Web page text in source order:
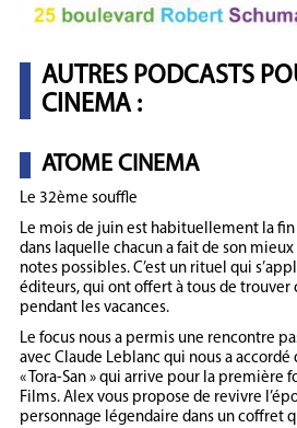
AUTRES PODCASTS
CINEMA :
ATOME CINEMA
Le 32ème souffle
Le mois de juin est habituellement la fin
dans laquelle chacun a fait de son
notes possibles. C’est un rituel qui
éditeurs, qui ont offert à tous de trouver
pendant les vacances.
Le focus nous a permis une rencontre
avec Claude Leblanc qui nous a
« Tora-San » qui arrive pour la première
Films. Alex vous propose de revivre
personnage légendaire dans un coffret